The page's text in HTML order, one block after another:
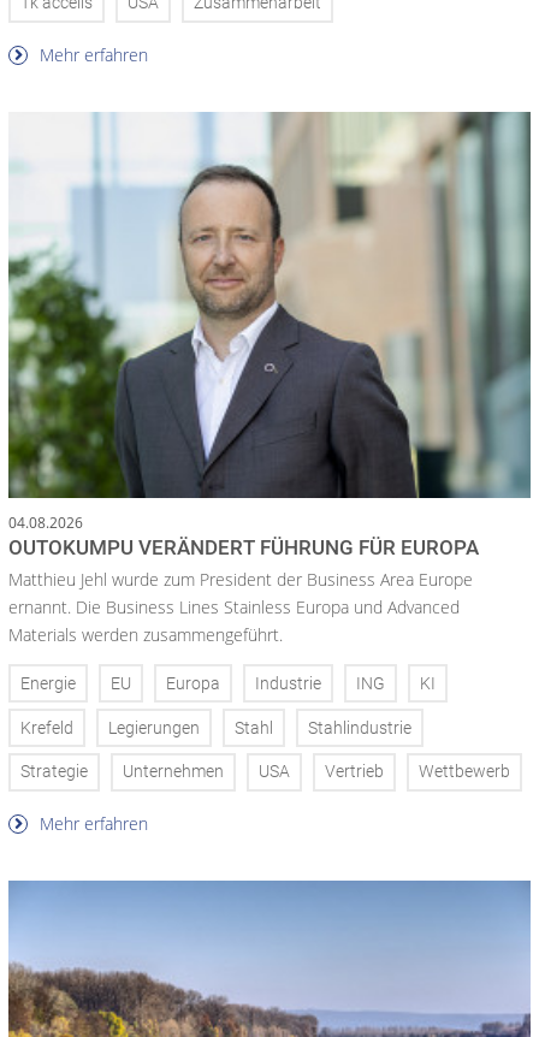
Mehr erfahren
04.08.2026
OUTOKUMPU VERÄNDERT FÜHRUNG FÜR EUROPA
Matthieu Jehl wurde zum President der Business Area Europe
ernannt. Die Business Lines Stainless Europa und Advanced
Materials werden zusammengeführt.
Energie EU Europa Industrie ING KI
Krefeld Legierungen Stahl Stahlindustrie
Strategie Unternehmen USA Vertrieb Wettbewerb
Mehr erfahren